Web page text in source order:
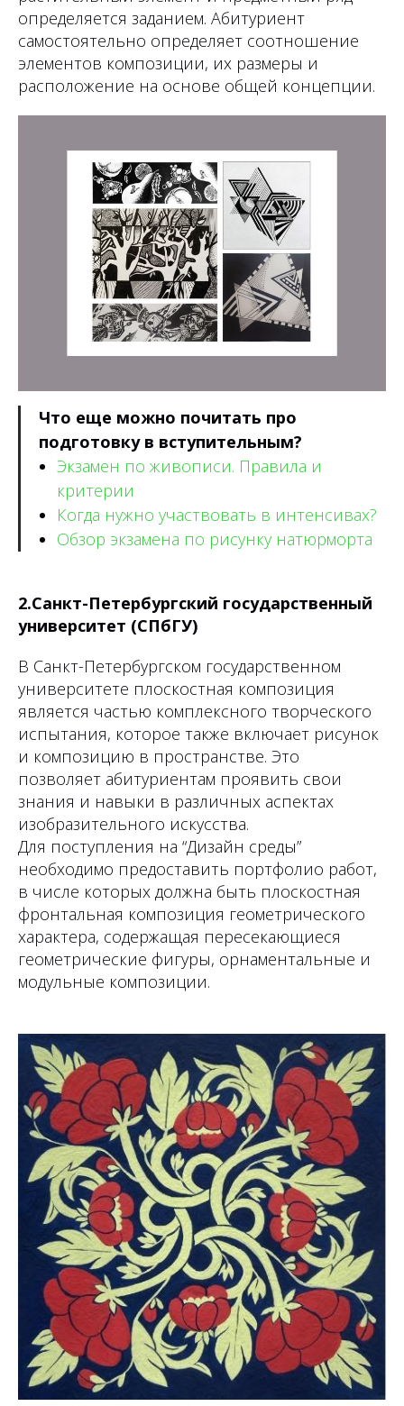
определяется заданием. Абитуриент
самостоятельно определяет соотношение
элементов композиции, их размеры и
расположение на основе общей концепции.
Что еще можно почитать про
подготовку в вступительным?
Экзамен по живописи. Правила и
критерии
Когда нужно участвовать в интенсивах?
Обзор экзамена по рисунку натюрморта
2.Санкт-Петербургский государственный
университет (СПбГУ)
В Санкт-Петербургском государственном
университете плоскостная композиция
является частью комплексного творческого
испытания, которое также включает рисунок
и композицию в пространстве. Это
позволяет абитуриентам проявить свои
знания и навыки в различных аспектах
изобразительного искусства.
Для поступления на “Дизайн среды”
необходимо предоставить портфолио работ,
в числе которых должна быть плоскостная
фронтальная композиция геометрического
характера, содержащая пересекающиеся
геометрические фигуры, орнаментальные и
модульные композиции.